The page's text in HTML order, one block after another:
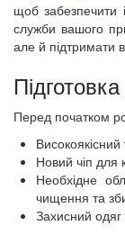
щоб забезпечити
служби вашого
але й підтримати
Перед початком
Новий чіп для
Необхідне
чищення та
Захисний одяг